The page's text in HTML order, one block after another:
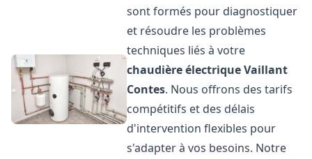
sont formés pour diagnostiquer
et résoudre les problèmes
techniques liés à votre
chaudière électrique Vaillant
Contes. Nous offrons des tarifs
compétitifs et des délais
d'intervention flexibles pour
s'adapter à vos besoins. Notre